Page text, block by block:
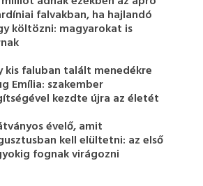
falvakban, ha hajlandó
költözni: magyarokat is
kis faluban talált menedékre
Emília: szakember
kezdte újra az életét
évelő, amit
kell elültetni: az első
fognak virágozni